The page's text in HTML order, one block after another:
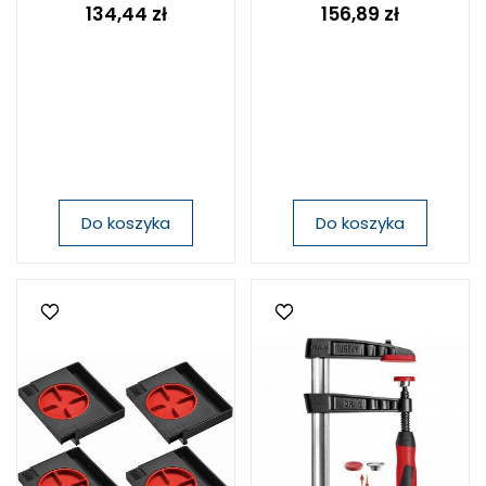
134,44 zł
Do koszyka
156,89 zł
Do koszyka